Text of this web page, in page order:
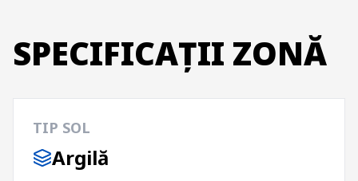
SPECIFICAȚII ZONĂ
TIP SOL
Argilă